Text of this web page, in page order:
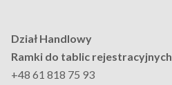
Dział Handlowy
Ramki do tablic rejestracyjnych
+48 61 818 75 93